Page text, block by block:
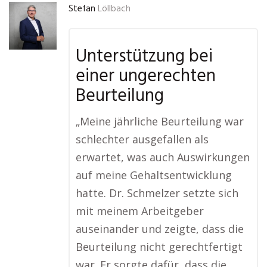
Stefan Löllbach
Unterstützung bei
einer ungerechten
Beurteilung
„Meine jährliche Beurteilung war
schlechter ausgefallen als
erwartet, was auch Auswirkungen
auf meine Gehaltsentwicklung
hatte. Dr. Schmelzer setzte sich
mit meinem Arbeitgeber
auseinander und zeigte, dass die
Beurteilung nicht gerechtfertigt